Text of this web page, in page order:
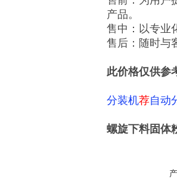
产品。
售中：以专业
售后：随时与
此价格仅供参
分装机荐自动
螺旋下料固体